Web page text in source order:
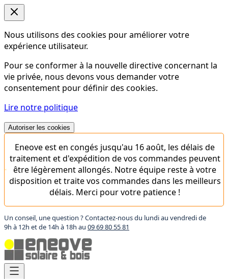
Nous utilisons des cookies pour améliorer votre
expérience utilisateur.
Pour se conformer à la nouvelle directive concernant la
vie privée, nous devons vous demander votre
consentement pour définir des cookies.
Lire notre politique
Autoriser les cookies
Eneove est en congés jusqu'au 16 août, les délais de
traitement et d'expédition de vos commandes peuvent
être légèrement allongés. Notre équipe reste à votre
disposition et traite vos commandes dans les meilleurs
délais. Merci pour votre patience !
Un conseil, une question ? Contactez-nous du lundi au vendredi de
9h à 12h et de 14h à 18h au 09 69 80 55 81
Aller
contenu